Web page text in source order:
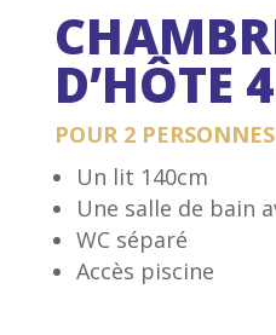
D’HÔTE 4
POUR 2 PERSONNES
Un lit 140cm
Une salle de bain
WC séparé
Accès piscine